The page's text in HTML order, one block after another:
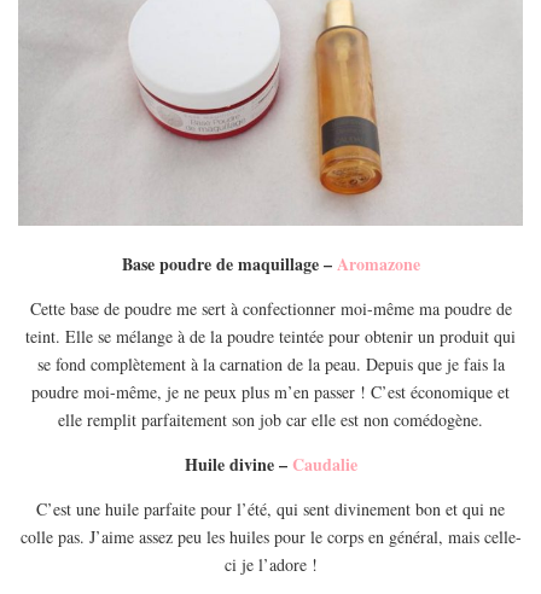
Base poudre de maquillage –Aromazone
Cette base de poudre me sert à confectionner moi-même ma poudre de
teint. Elle se mélange à de la poudre teintée pour obtenir un produit qui
se fond complètement à la carnation de la peau. Depuis que je fais la
poudre moi-même, je ne peux plus m’en passer ! C’est économique et
elle remplit parfaitement son job car elle est non comédogène.
Huile divine – Caudalie
C’est une huile parfaite pour l’été, qui sent divinement bon et qui ne
colle pas. J’aime assez peu les huiles pour le corps en général, mais celle-
ci je l’adore !